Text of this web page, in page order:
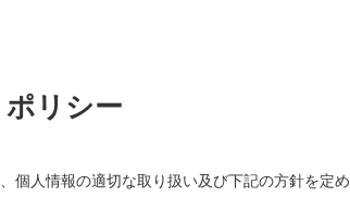
ポリシー
人情報の適切な取り扱い及び下記の方針を定め